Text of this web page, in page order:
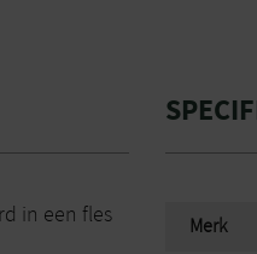
in een fles
Merk